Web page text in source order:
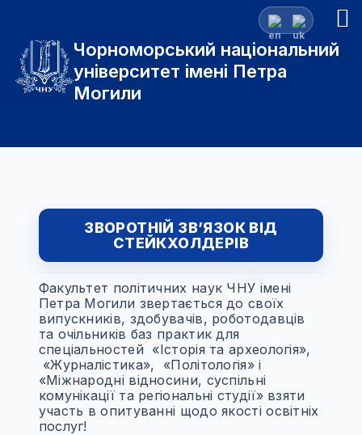
Чорноморський національний
університет імені Петра
Могили
ЗВОРОТНІЙ ЗВ’ЯЗОК ВІД
СТЕЙКХОЛДЕРІВ
Факультет політичних наук ЧНУ імені
Петра Могили звертається до своїх
випускників, здобувачів, роботодавців
та очільників баз практик для
спеціальностей «Історія та археологія»,
«Журналістика», «Політологія» і
«Міжнародні відносини, суспільні
комунікації та регіональні студії» взяти
участь в опитуванні щодо якості освітніх
послуг!